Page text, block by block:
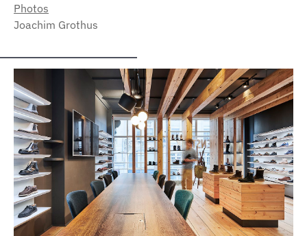
Photos
Joachim Grothus